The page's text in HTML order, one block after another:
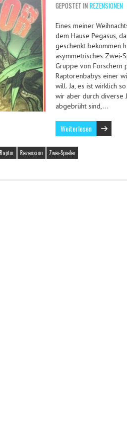
GEPOSTET IN REZENSIONEN
Eines meiner
dem Hause Pegasus,
geschenkt bekommen
asymmetrisches Zwei-
Gruppe von Forschern
Raptorenbabys einer
will. Ja, es ist wirklich
wir aber durch diverse
abgebrüht sind,…
Weiterlesen
Raptor Rezension Zwei-Spieler